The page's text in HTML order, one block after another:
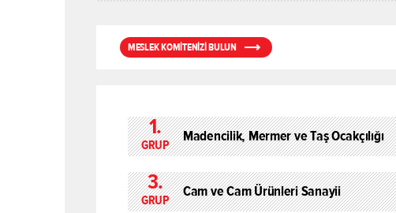
MESLEK KOMİTENİZİ BULUN
1.
GRUP Madencilik, Mermer ve Taş Ocakçılığı
3.
GRUP Cam ve Cam Ürünleri Sanayii